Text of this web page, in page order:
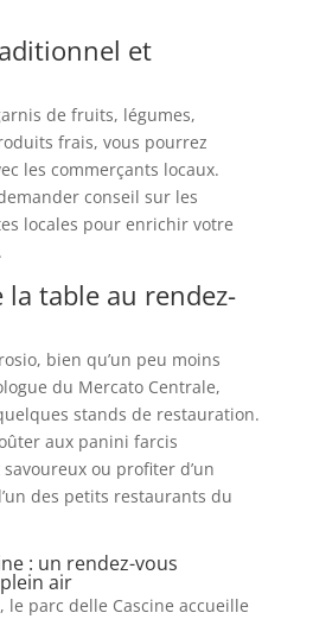
et
de fruits, légumes,
frais, vous pourrez
les commerçants locaux.
conseil sur les
locales pour enrichir votre
la table au rendez-
bien qu’un peu moins
du Mercato Centrale,
stands de restauration.
aux panini farcis
ou profiter d’un
des petits restaurants du
: un rendez-vous
air
parc delle Cascine accueille